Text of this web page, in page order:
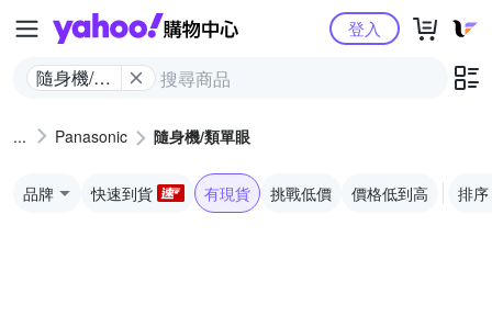
Yahoo購物中心
隨身機/類
登入
Panasonic 隨身機/類單眼
品牌 快速到貨 有現貨 挑戰低價 價格低到高 排序